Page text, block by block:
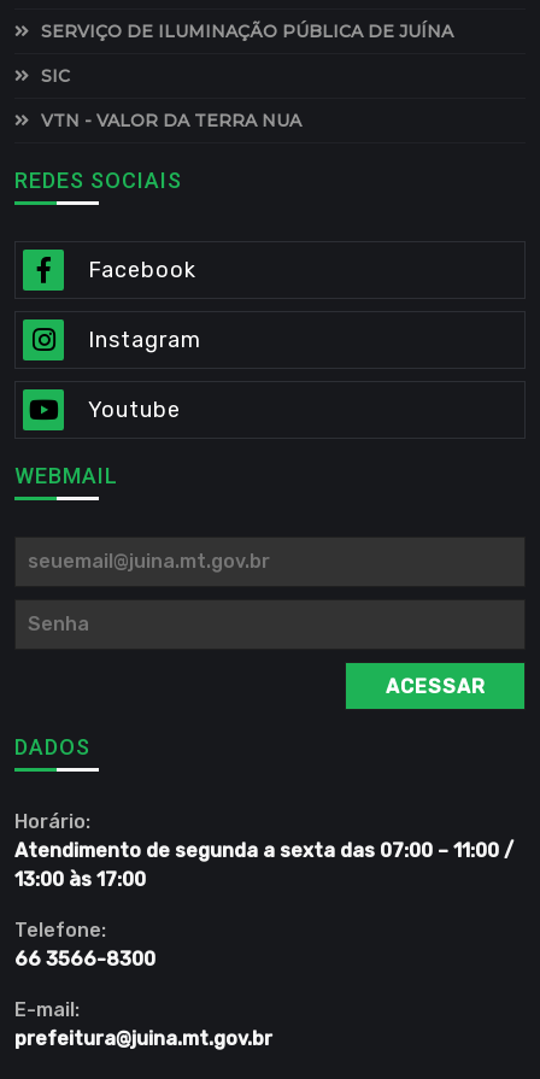
SERVIÇO DE ILUMINAÇÃO PÚBLICA DE JUÍNA
SIC
VTN - VALOR DA TERRA NUA
REDES SOCIAIS
Facebook
Instagram
Youtube
WEBMAIL
ACESSAR
DADOS
Horário:
Atendimento de segunda a sexta das 07:00 – 11:00 /
13:00 às 17:00
Telefone:
66 3566-8300
E-mail:
prefeitura@juina.mt.gov.br